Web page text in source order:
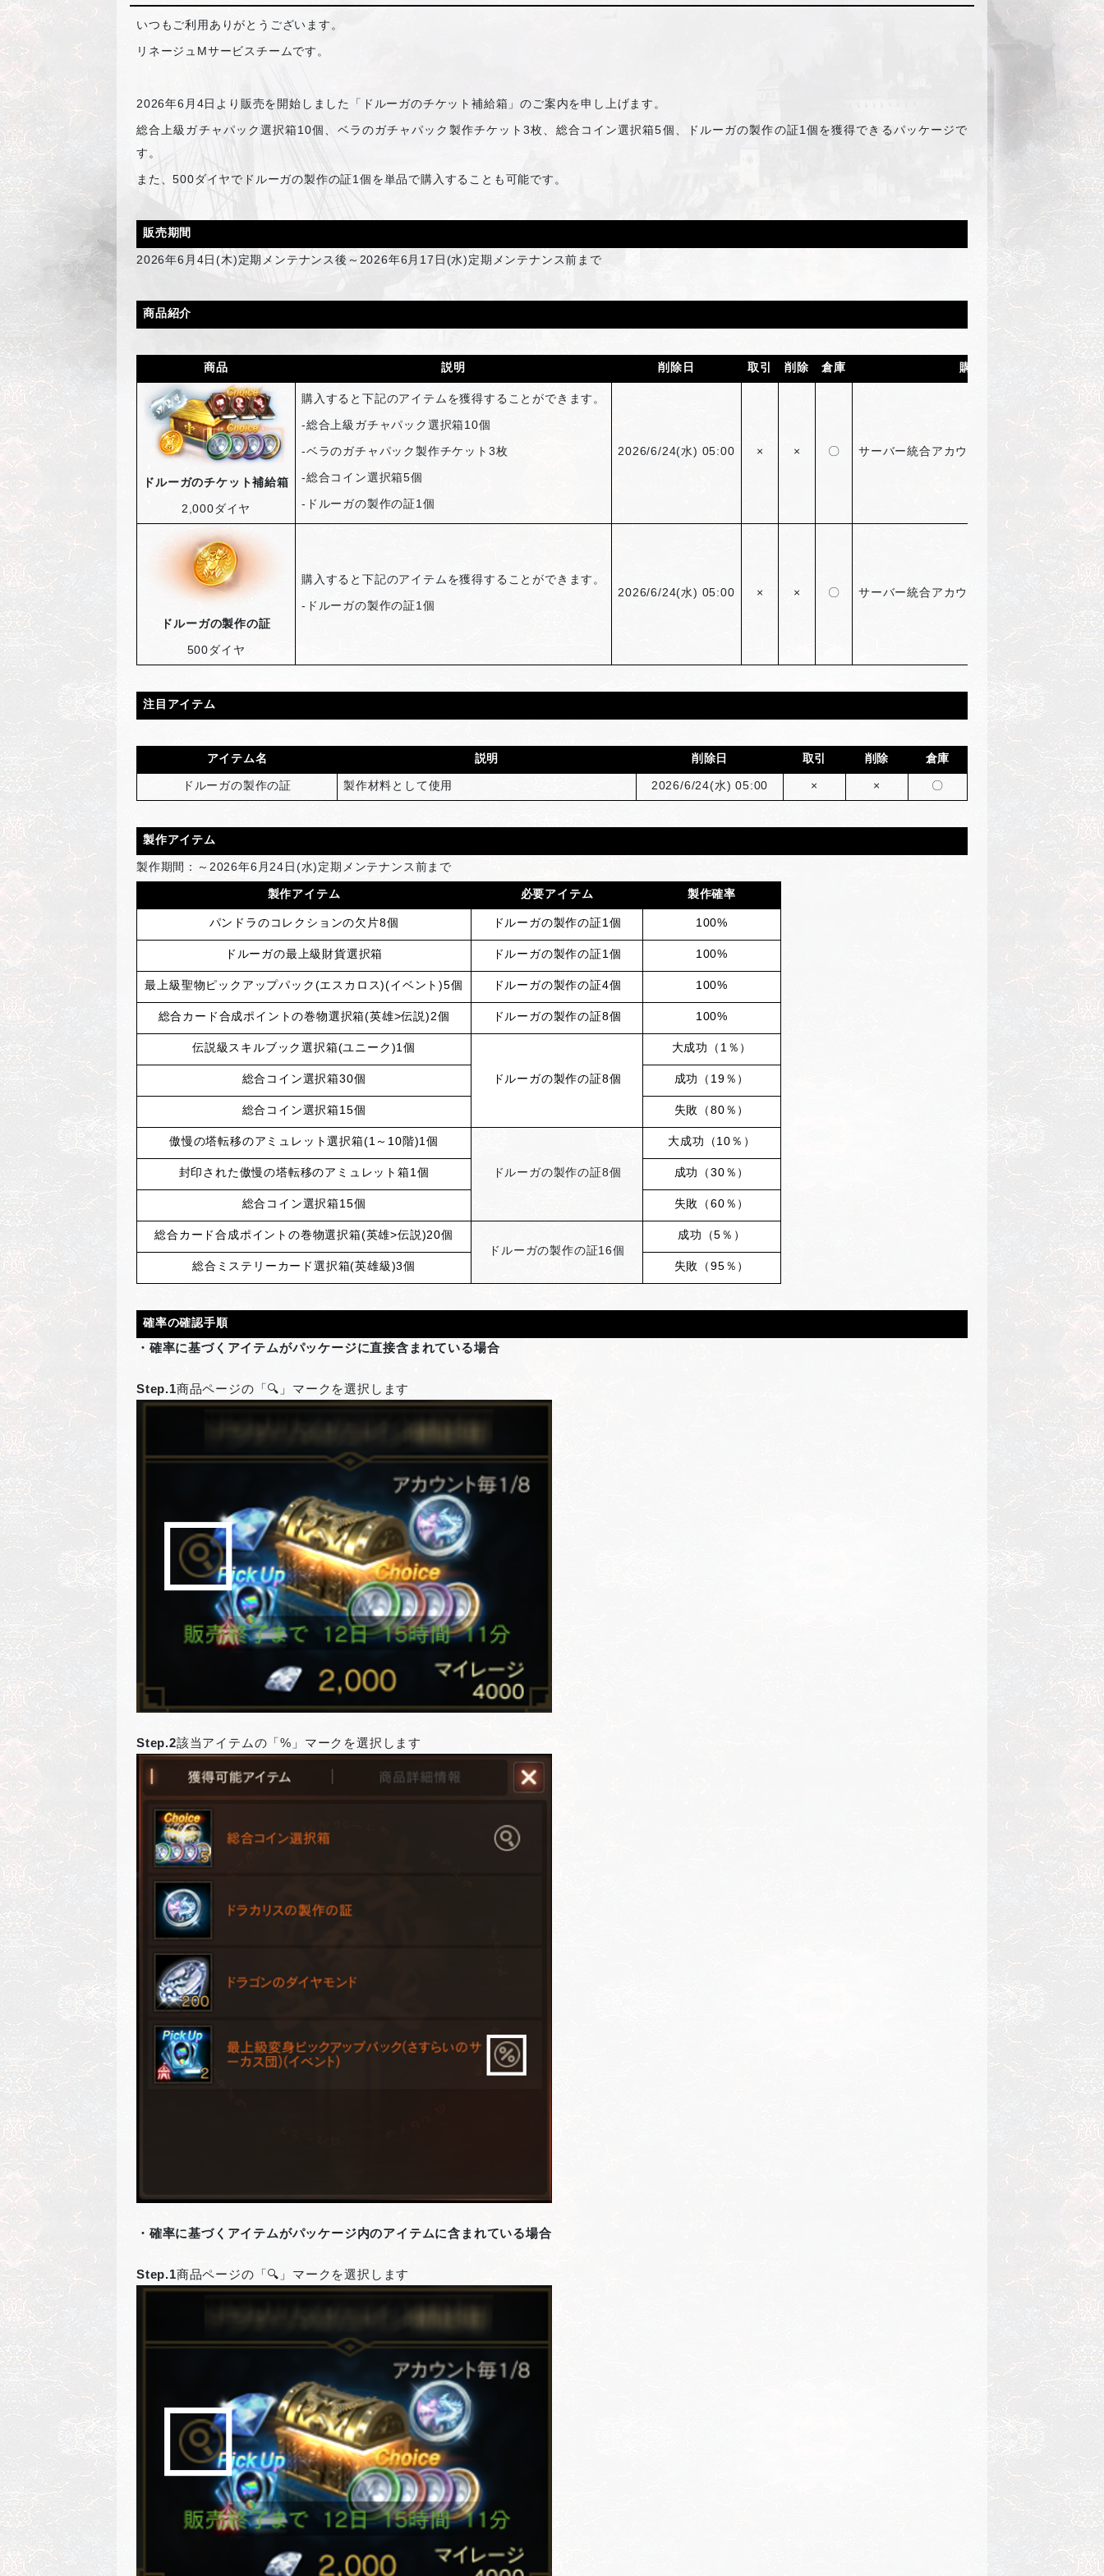
いつもご利用ありがとうございます。
リネージュMサービスチームです。
2026年6月4日より販売を開始しました「ドルーガのチケット補給箱」のご案内を申し上げます。
総合上級ガチャパック選択箱10個、ベラのガチャパック製作チケット3枚、総合コイン選択箱5個、ドルーガの製作の証1個を獲得できるパッケージで
す。
また、500ダイヤでドルーガの製作の証1個を単品で購入することも可能です。
販売期間
2026年6月4日(木)定期メンテナンス後～2026年6月17日(水)定期メンテナンス前まで
商品紹介
商品 説明 削除日 取引 削除 倉庫 購入制限
ドルーガのチケット補給箱
2,000ダイヤ
購入すると下記のアイテムを獲得することができます。
-総合上級ガチャパック選択箱10個
-ベラのガチャパック製作チケット3枚
-総合コイン選択箱5個
- ドルーガの製作の証1個
2026/6/24(水) 05:00 × × 〇 サーバー統合アカウント限定8回のみ購入可
ドルーガの製作の証
500ダイヤ
購入すると下記のアイテムを獲得することができます。
- ドルーガの製作の証1個
2026/6/24(水) 05:00 × × 〇 サーバー統合アカウント限定8回のみ購入可
注目アイテム
アイテム名 説明 削除日 取引 削除 倉庫
ドルーガの製作の証 製作材料として使用 2026/6/24(水) 05:00 × × 〇
製作アイテム
製作期間：～2026年6月24日(水)定期メンテナンス前まで
製作アイテム 必要アイテム 製作確率
パンドラのコレクションの欠片8個 ドルーガの製作の証1個 100%
ドルーガの最上級財貨選択箱 ドルーガの製作の証1個 100%
最上級聖物ピックアップパック(エスカロス)(イベント)5個 ドルーガの製作の証4個 100%
総合カード合成ポイントの巻物選択箱(英雄>伝説)2個 ドルーガの製作の証8個 100%
伝説級スキルブック選択箱(ユニーク)1個
ドルーガの製作の証8個
大成功（1％）
総合コイン選択箱30個 成功（19％）
総合コイン選択箱15個 失敗（80％）
傲慢の塔転移のアミュレット選択箱(1～10階)1個
ドルーガの製作の証8個
大成功（10％）
封印された傲慢の塔転移のアミュレット箱1個 成功（30％）
総合コイン選択箱15個 失敗（60％）
総合カード合成ポイントの巻物選択箱(英雄>伝説)20個
ドルーガの製作の証16個
成功（5％）
総合ミステリーカード選択箱(英雄級)3個 失敗（95％）
確率の確認手順
・確率に基づくアイテムがパッケージに直接含まれている場合
Step.1商品ページの「🔍」マークを選択します
Step.2該当アイテムの「%」マークを選択します
・確率に基づくアイテムがパッケージ内のアイテムに含まれている場合
Step.1商品ページの「🔍」マークを選択します